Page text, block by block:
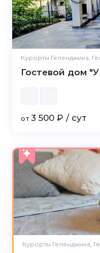
Курорты Геленджика,
Гостевой дом
от 3 500 ₽ / сут
Курорты Геленджика,